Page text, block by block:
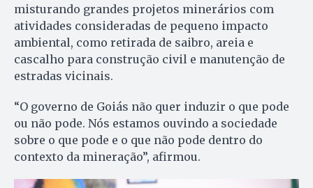
misturando grandes projetos minerários com
atividades consideradas de pequeno impacto
ambiental, como retirada de saibro, areia e
cascalho para construção civil e manutenção de
estradas vicinais.
“O governo de Goiás não quer induzir o que pode
ou não pode. Nós estamos ouvindo a sociedade
sobre o que pode e o que não pode dentro do
contexto da mineração”, afirmou.